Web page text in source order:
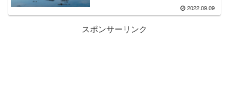
2022.09.09
スポンサーリンク